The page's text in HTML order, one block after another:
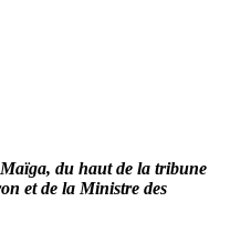
du haut de la tribune
et de la Ministre des